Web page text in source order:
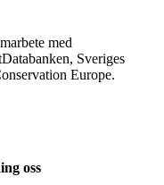
med
Sveriges
Europe.
oss